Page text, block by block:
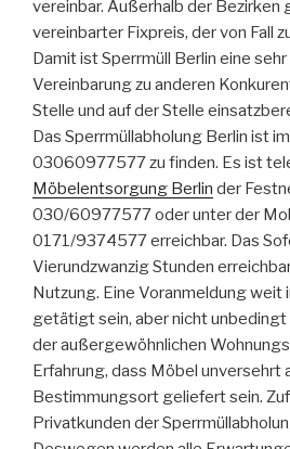
vereinbar. Außerhalb der Bezirken
vereinbarter Fixpreis, der von Fall
Damit ist Sperrmüll Berlin eine
Vereinbarung zu anderen
Stelle und auf der Stelle
Das Sperrmüllabholung Berlin ist
03060977577 zu finden. Es ist
Möbelentsorgung Berlin der
030/60977577 oder unter der
0171/9374577 erreichbar. Das
Vierundzwanzig Stunden
Nutzung. Eine Voranmeldung weit
getätigt sein, aber nicht
der außergewöhnlichen
Erfahrung, dass Möbel unversehrt
Bestimmungsort geliefert sein.
Privatkunden der